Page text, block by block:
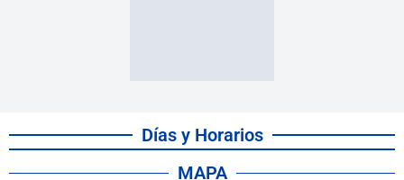
Días y Horarios
MAPA